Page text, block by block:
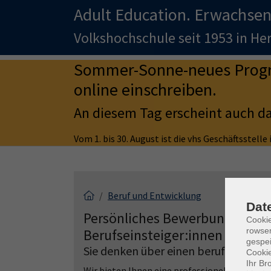
Adult Education.
Volkshochschule seit 1953 in
Sommer-Sonne-neues
online einschreiben.
An diesem Tag erscheint auch
Vom 1. bis 30. August ist die vhs
Beruf und Entwicklung
Persönliches
Berufseinsteiger:innen
Sie denken über einen beruflichen
Ihr